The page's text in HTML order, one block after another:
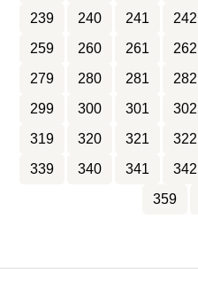
239
240 241 242
259
260 261 262
279
280 281 282
299
300 301 302
319
320 321 322
339
340 341 342
359